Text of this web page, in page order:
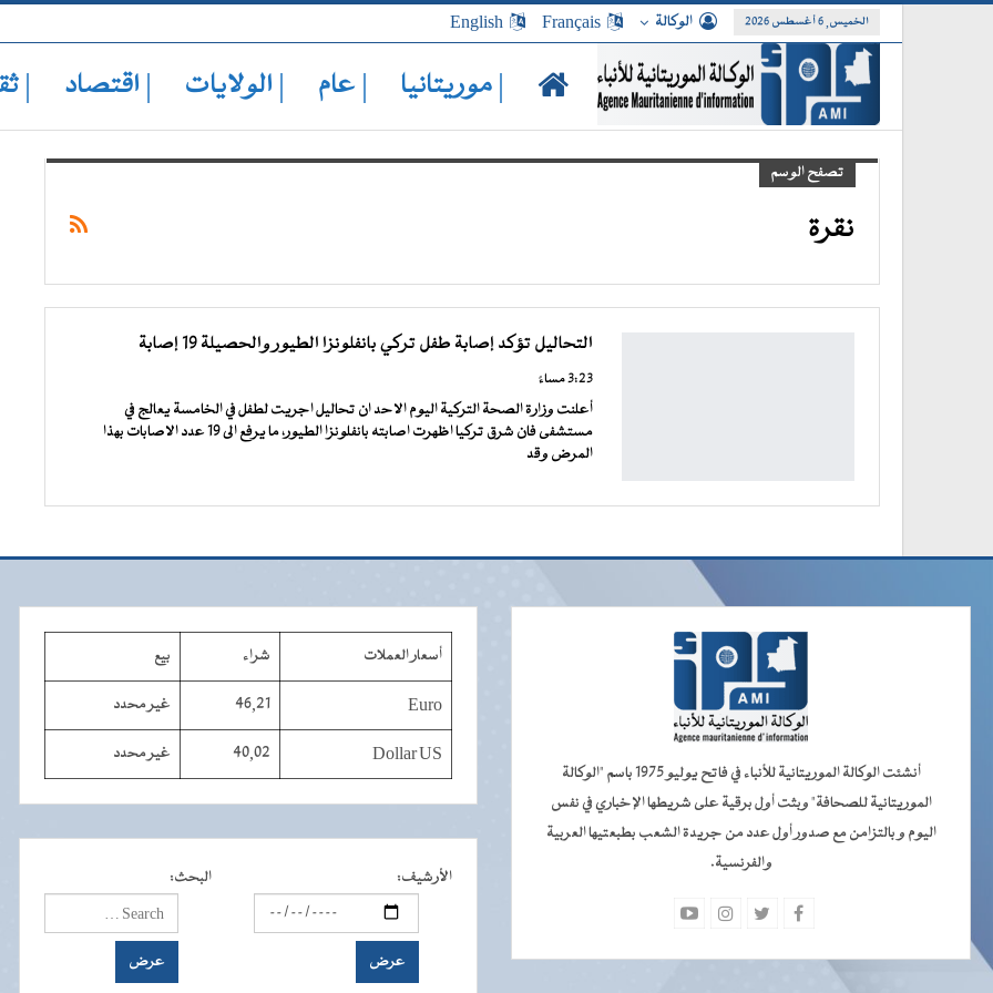
الخميس, 6 أغسطس 2026 الوكالة Français
English
| موريتانيا | عام | الولايات | اقتصاد |
تصفح الوسم
نقرة
التحاليل تؤكد إصابة طفل تركي بانفلونزا الطيور والحصيلة 19 إصابة
3:23 مساءً
أعلنت وزارة الصحة التركية اليوم الاحد ان تحاليل اجريت لطفل في الخامسة يعالج في
مستشفى فان شرق تركيا اظهرت اصابته بانفلونزا الطيور، ما يرفع الى 19 عدد الاصابات بهذا
المرض وقد
أنشئت الوكالة الموريتانية للأنباء في فاتح يوليو 1975 باسم "الوكالة
الموريتانية للصحافة" وبثت أول برقية على شريطها الإخباري في نفس
اليوم و بالتزامن مع صدور أول عدد من جريدة الشعب بطبعتيها العربية
والفرنسية.
أسعار العملات شراء بيع
Euro
46,21 غير محدد
Dollar US
40,02 غير محدد
الأرشيف: البحث: